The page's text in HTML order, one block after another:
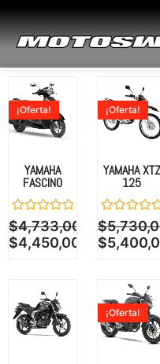
YAMAHA
FASCINO
Valorado
con
0
¡Oferta!
$4,733,000.00
$4,450,000.00
YAMAHA XTZ
125
Valorado
con
0
¡Oferta!
$
$
¡Oferta!